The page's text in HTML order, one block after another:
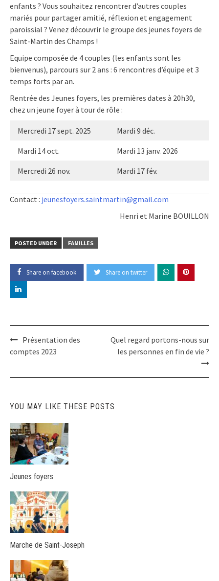
enfants ? Vous souhaitez rencontrer d’autres couples
mariés pour partager amitié, réflexion et engagement
paroissial ? Venez découvrir le groupe des jeunes foyers de
Saint-Martin des Champs !
Equipe composée de 4 couples (les enfants sont les
bienvenus), parcours sur 2 ans : 6 rencontres d’équipe et 3
temps forts par an.
Rentrée des Jeunes foyers, les premières dates à 20h30,
chez un jeune foyer à tour de rôle :
Mercredi 17 sept. 2025 Mardi 9 déc.
Mardi 14 oct. Mardi 13 janv. 2026
Mercredi 26 nov. Mardi 17 fév.
Contact : jeunesfoyers.saintmartin@gmail.com
Henri et Marine BOUILLON
POSTED UNDER FAMILLES
Share on facebook Share on twitter
Post
navigation
Présentation des
comptes 2023
Quel regard portons-nous sur
les personnes en fin de vie ?
YOU MAY LIKE THESE POSTS
Jeunes foyers
Marche de Saint-Joseph